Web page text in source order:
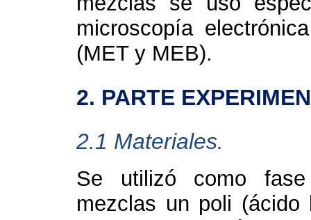
microscopía
(MET y MEB).
2. PARTE
2.1 Materiales.
Se utilizó como
mezclas un poli (ácido